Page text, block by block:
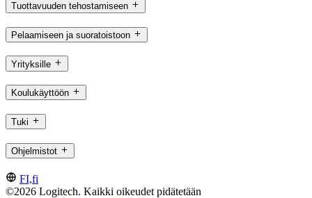
Tuottavuuden tehostamiseen
Pelaamiseen ja suoratoistoon
Yrityksille
Koulukäyttöön
Tuki
Ohjelmistot
FI,fi
©2026 Logitech. Kaikki oikeudet pidätetään